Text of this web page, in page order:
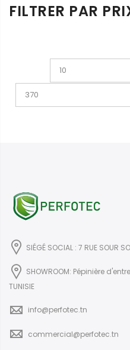
FILTRER PAR
SIÉGÉ SOCIAL : 7 RUE SOUR
SHOWROOM: Pépinière
TUNISIE
info@perfotec.tn
commercial@perfotec.tn